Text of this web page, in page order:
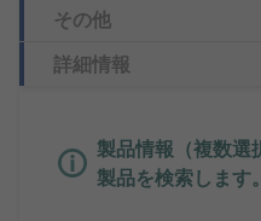
その他
詳細情報
製品情報（複数選
製品を検索します。